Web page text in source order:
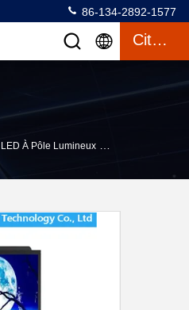
86-134-2892-1577
Citation
À Pôle Lumineux >